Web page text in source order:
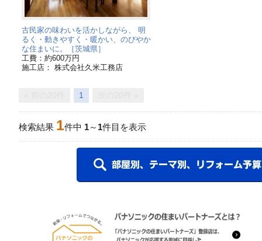
古民家の味わいを活かしながら、 明
るく・動きやすく・暖かい、のびやか
な住まいに。［茨城県］
工費：約600万円
施工店： 株式会社久米工務店
1
検索結果 1件中 1～ 1件目を表示